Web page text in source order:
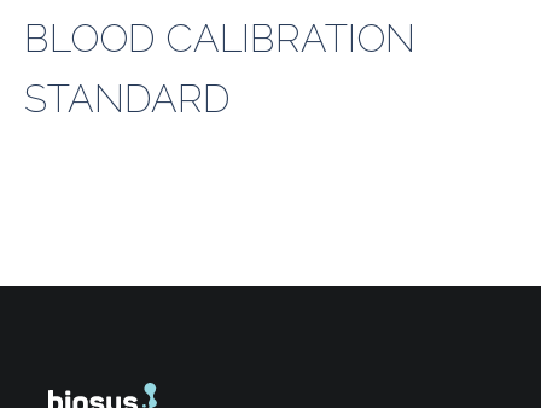
BLOOD CALIBRATION
STANDARD